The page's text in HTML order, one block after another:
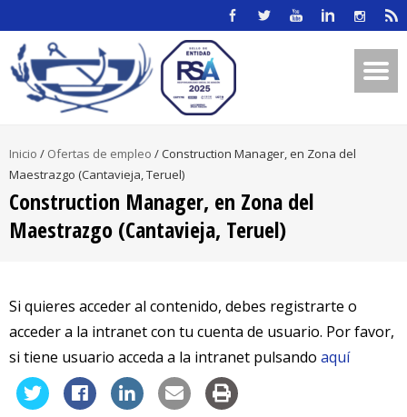
Inicio / Ofertas de empleo /Construction Manager, en Zona del
Maestrazgo (Cantavieja, Teruel)
Construction Manager, en Zona del
Maestrazgo (Cantavieja, Teruel)
Si quieres acceder al contenido, debes registrarte o
acceder a la intranet con tu cuenta de usuario. Por favor,
si tiene usuario acceda a la intranet pulsando aquí